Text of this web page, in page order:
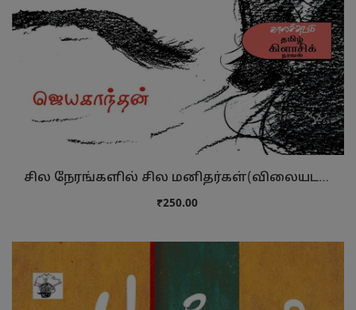
சில நேரங்களில் சில மனிதர்கள்(விலையடக்கப் …
₹250.00